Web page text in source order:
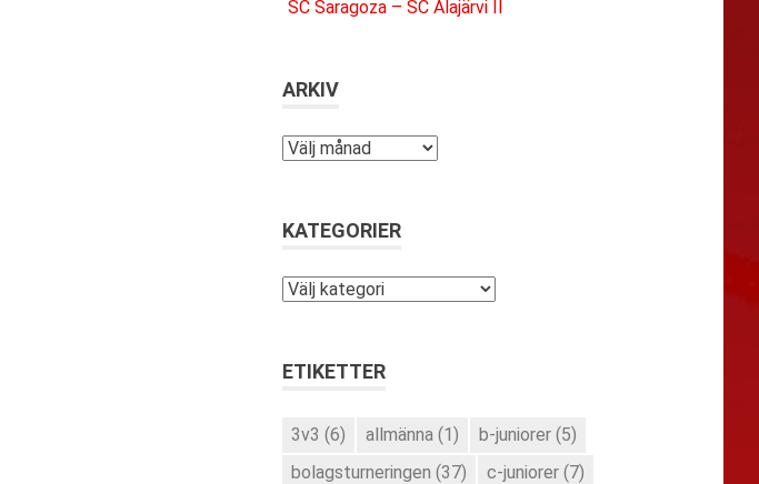
SC Saragoza – SC Alajärvi II
ARKIV
Arkiv
KATEGORIER
Kategorier
ETIKETTER
3v3 (6) allmänna (1) b-juniorer (5)
bolagsturneringen (37) c-juniorer (7)